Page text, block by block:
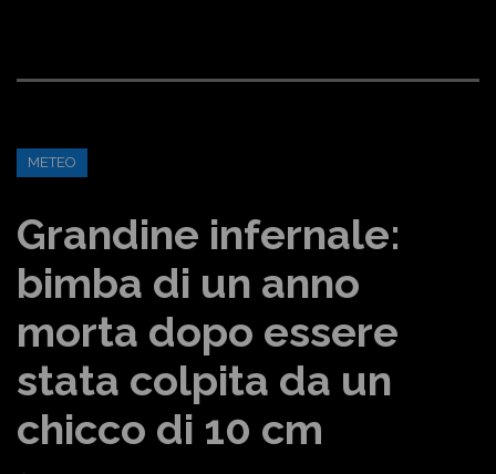
METEO
Grandine infernale:
bimba di un anno
morta dopo essere
stata colpita da un
chicco di 10 cm